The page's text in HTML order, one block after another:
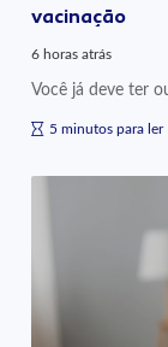
vacinação
6 horas atrás
Você já deve ter
5 minutos para ler